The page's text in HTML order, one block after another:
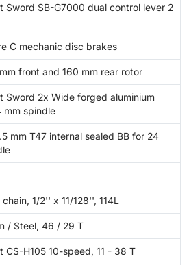
Sword SB-G7000 dual control lever 2
C mechanic disc brakes
front and 160 mm rear rotor
Sword 2x Wide forged aluminium
mm spindle
mm T47 internal sealed BB for 24
chain, 1/2'' x 11/128'', 114L
/ Steel, 46 / 29 T
CS-H105 10-speed, 11 - 38 T